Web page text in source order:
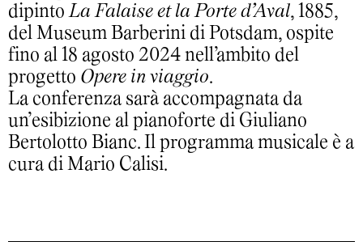
dipintoLa Falaise et la Porte d’Aval, 1885,
del Museum Barberini di Potsdam, ospite
fino al 18 agosto 2024 nell’ambito del
progetto Opere in viaggio.
La conferenza sarà accompagnata da
un’esibizione al pianoforte di Giuliano
Bertolotto Bianc. Il programma musicale è a
cura di Mario Calisi.